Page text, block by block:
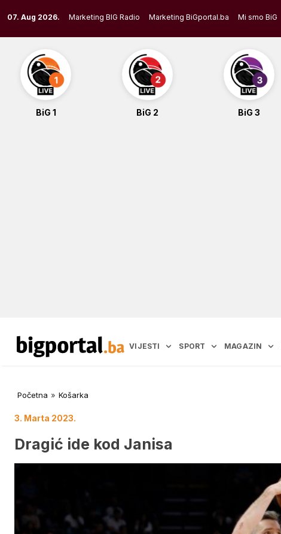
to
content
07. Aug 2026. Marketing BIG Radio Marketing BiGportal.ba Mi smo BiG
BiG 1 BiG 2 BiG 3
VIJESTI SPORT MAGAZIN
Početna » Košarka
3. Marta 2023.
Dragić ide kod Janisa